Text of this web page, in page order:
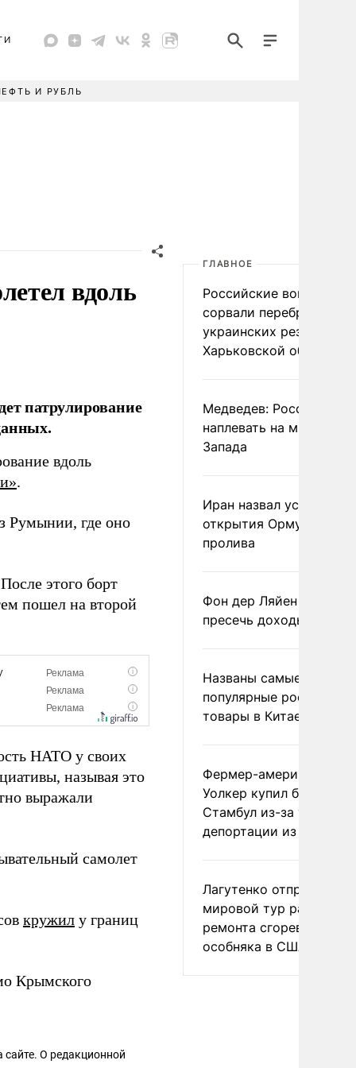
И РУБЛЬ
вдоль
патрулирование
вдоль
.
Румынии, где оно
этого борт
пошел на второй
НАТО у своих
называя это
выражали
самолет
кружил у границ
Крымского
сайте. О редакционной
ГЛАВНОЕ
Российские войска
сорвали переброску
украинских резервов в
Харьковской области
Медведев: России
наплевать на мнение
Запада
Иран назвал условие
открытия Ормузского
пролива
Фон дер Ляйен
пресечь доходы России
Названы самые
популярные российские
товары в Китае
Фермер-американец
Уолкер купил билет в
Стамбул из-за угрозы
депортации из России
Лагутенко отправился в
мировой тур ради
ремонта сгоревшего
особняка в США